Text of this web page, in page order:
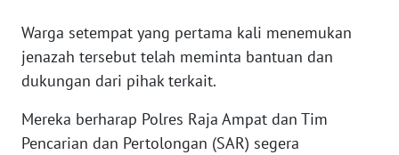
Warga setempat yang pertama kali menemukan
jenazah tersebut telah meminta bantuan dan
dukungan dari pihak terkait.
Mereka berharap Polres Raja Ampat dan Tim
Pencarian dan Pertolongan (SAR) segera
WN
SULTENG
SULBAR